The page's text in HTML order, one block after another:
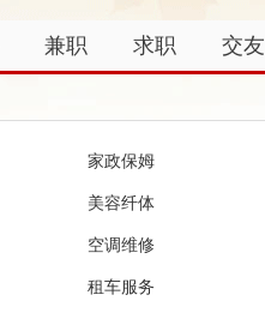
兼职 求职 交友
家政保姆
美容纤体
空调维修
租车服务